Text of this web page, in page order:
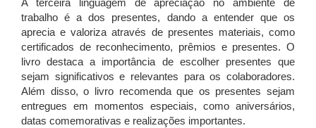
A terceira linguagem de apreciação no ambiente de
trabalho é a dos presentes, dando a entender que os
aprecia e valoriza através de presentes materiais, como
certificados de reconhecimento, prêmios e presentes. O
livro destaca a importância de escolher presentes que
sejam significativos e relevantes para os colaboradores.
Além disso, o livro recomenda que os presentes sejam
entregues em momentos especiais, como aniversários,
datas comemorativas e realizações importantes.